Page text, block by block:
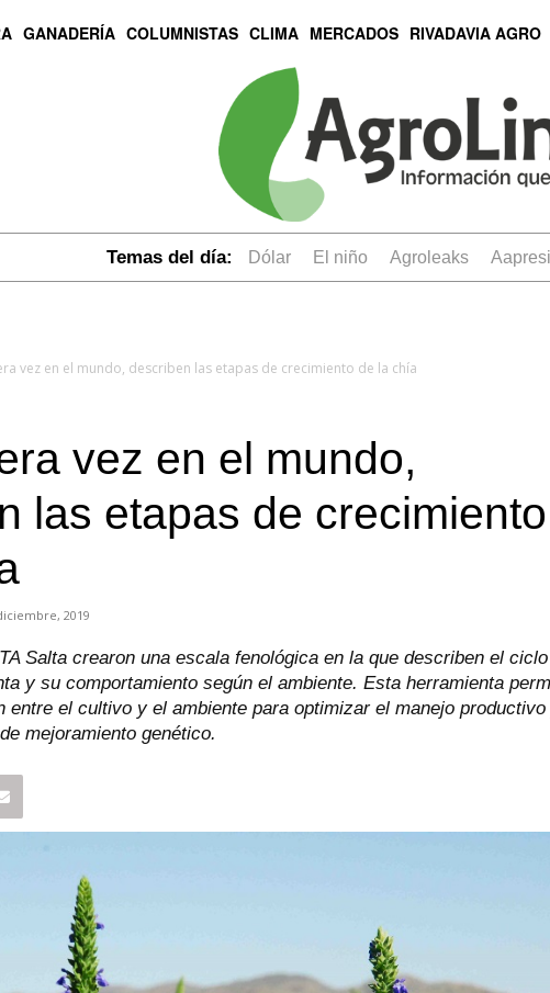
GANADERÍA COLUMNISTAS CLIMA MERCADOS RIVADAVIA AGRO
Temas del día: dólar el niño Agroleaks
vez en el mundo, describen las etapas de crecimiento de la chía
vez en el mundo,
las etapas de crecimiento
2019
Salta crearon una escala fenológica en la que describen el
y su comportamiento según el ambiente. Esta herramienta
entre el cultivo y el ambiente para optimizar el manejo productivo
mejoramiento genético.